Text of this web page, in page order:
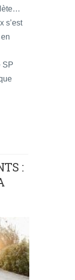
s’est
SP
: